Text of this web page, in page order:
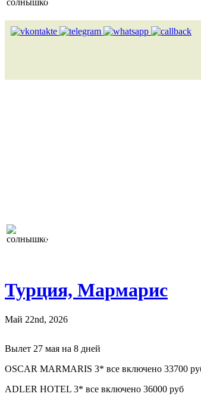
Лоукост (выгодные)
Турция, Мармарис
Май 22nd, 2026
Вылет 27 мая на 8 дней
OSCAR MARMARIS 3* все включено 33700
ADLER HOTEL 3* все включено 36000 руб